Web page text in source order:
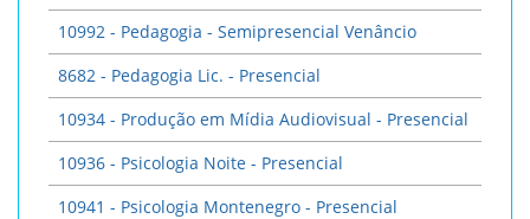
10992 - Pedagogia - Semipresencial Venâncio
8682 - Pedagogia Lic. - Presencial
10934 - Produção em Mídia Audiovisual - Presencial
10936 - Psicologia Noite - Presencial
10941 - Psicologia Montenegro - Presencial